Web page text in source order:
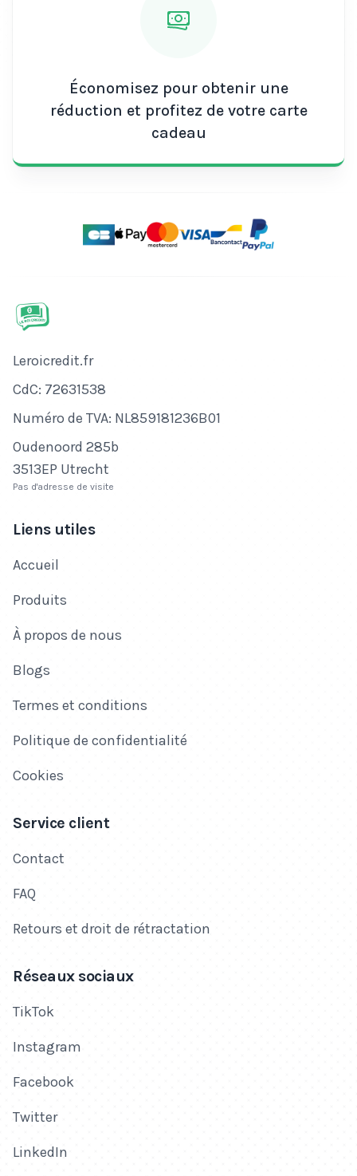
Économisez pour obtenir une
réduction et profitez de votre carte
cadeau
Nom de l'entreprise
Leroicredit.fr
Numéro de CdC
CdC: 72631538
Numéro de TVA
Numéro de TVA: NL859181236B01
Adresse
Oudenoord 285b
3513EP Utrecht
Pas d'adresse de visite
Liens utiles
Accueil
Produits
À propos de nous
Blogs
Termes et conditions
Politique de confidentialité
Cookies
Service client
Contact
FAQ
Retours et droit de rétractation
Réseaux sociaux
TikTok
Instagram
Facebook
Twitter
LinkedIn